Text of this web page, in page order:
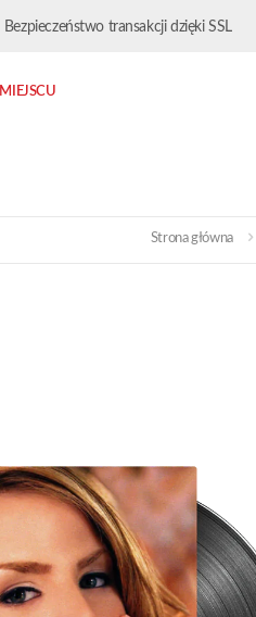
Bezpieczeństwo transakcji dzięki SSL
Strona główna